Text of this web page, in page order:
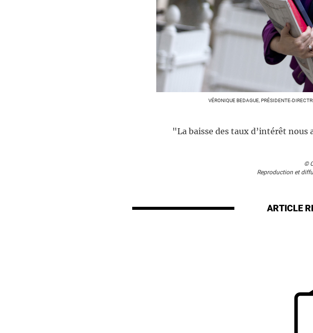
VÉRONIQUE BEDAGUE, PRÉSIDENTE-
"La baisse des taux d’intérêt nous
©
Reproduction et
ARTICLE